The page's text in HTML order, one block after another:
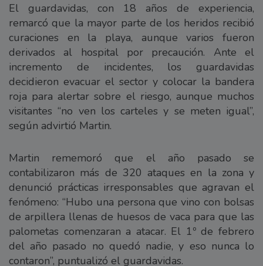
El guardavidas, con 18 años de experiencia,
remarcó que la mayor parte de los heridos recibió
curaciones en la playa, aunque varios fueron
derivados al hospital por precaución. Ante el
incremento de incidentes, los guardavidas
decidieron evacuar el sector y colocar la bandera
roja para alertar sobre el riesgo, aunque muchos
visitantes “no ven los carteles y se meten igual”,
según advirtió Martin.
Martin rememoró que el año pasado se
contabilizaron más de 320 ataques en la zona y
denunció prácticas irresponsables que agravan el
fenómeno: “Hubo una persona que vino con bolsas
de arpillera llenas de huesos de vaca para que las
palometas comenzaran a atacar. El 1º de febrero
del año pasado no quedó nadie, y eso nunca lo
contaron”, puntualizó el guardavidas.